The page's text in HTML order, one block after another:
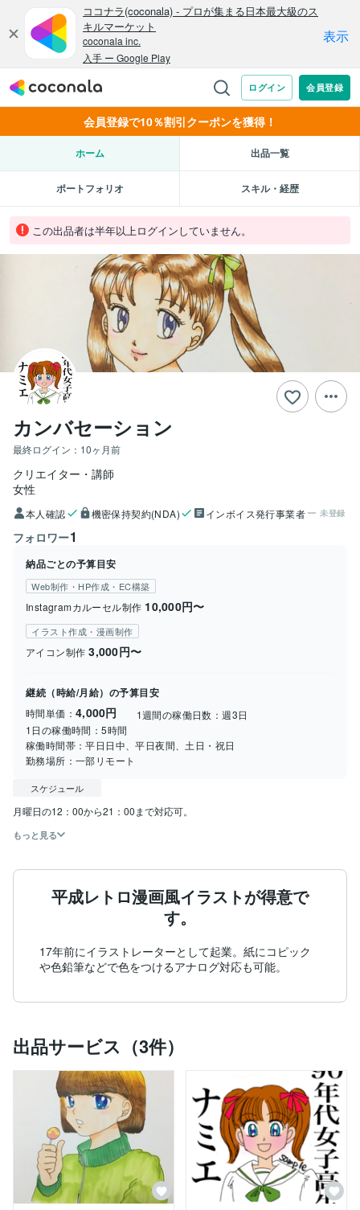
会員登録で10％割引クーポンを獲得！
ホーム 出品一覧
ポートフォリオ スキル・経歴
この出品者は半年以上ログインしていません。
カンバセーション
最終ログイン： 10ヶ月前
クリエイター・講師
女性
本人確認 機密保持契約(NDA) インボイス発行事業者 未登録
フォロワー1
納品ごとの予算目安
Web制作・HP作成・EC構築
Instagramカルーセル制作 10,000円〜
イラスト作成・漫画制作
アイコン制作 3,000円〜
継続（時給/月給）の予算目安
時間単価： 4,000円 1週間の稼働日数：週3日
1日の稼働時間：5時間
稼働時間帯：平日日中、平日夜間、土日・祝日
勤務場所： 一部リモート
スケジュール
月曜日の12：00から21：00まで対応可。
もっと見る
平成レトロ漫画風イラストが得意で
す。
17年前にイラストレーターとして起業。紙にコピック
や色鉛筆などで色をつけるアナログ対応も可能。
出品サービス（3件）